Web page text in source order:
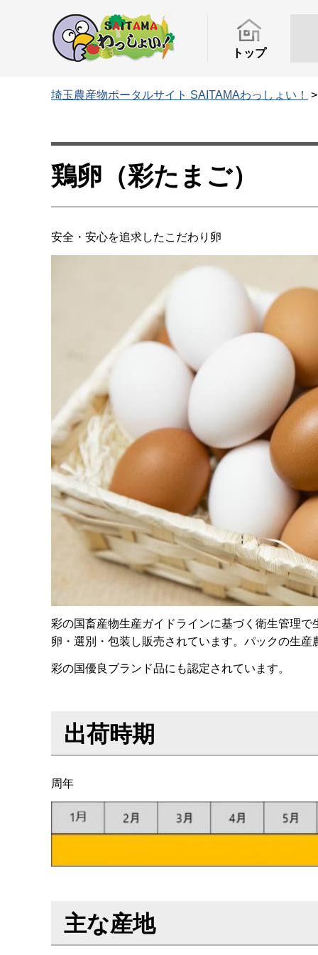
トップ
埼玉農産物ポータルサイト SAITAMAわっしょい！
鶏卵（彩たまご）
安全・安心を追求したこだわり卵
彩の国畜産物生産ガイドラインに基づく衛生管理
卵・選別・包装し販売されています。パックの生
彩の国優良ブランド品にも認定されています。
出荷時期
周年
主な産地